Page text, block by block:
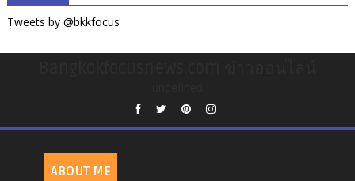
Tweets by @bkkfocus
ABOUT ME